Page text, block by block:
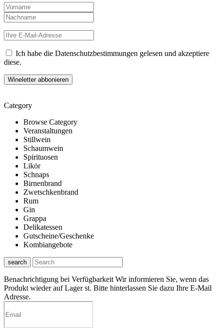
Ich habe die Datenschutzbestimmungen gelesen und akzeptiere
diese.
Category
Browse Category
Veranstaltungen
Stillwein
Schaumwein
Spirituosen
Likör
Schnaps
Birnenbrand
Zwetschkenbrand
Rum
Gin
Grappa
Delikatessen
Gutscheine/Geschenke
Kombiangebote
search
Benachrichtigung bei Verfügbarkeit Wir informieren Sie, wenn das
Produkt wieder auf Lager st. Bitte hinterlassen Sie dazu Ihre E-Mail
Adresse.